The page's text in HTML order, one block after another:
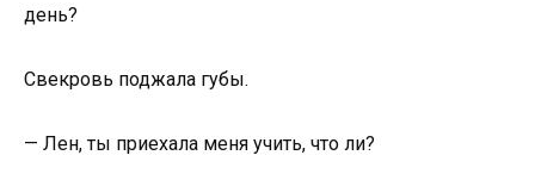
день?
Свекровь поджала губы.
— Лен, ты приехала меня учить, что ли?